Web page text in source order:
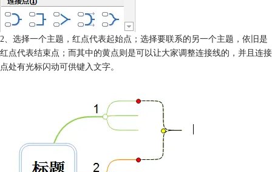
2、选择一个主题，红点代表起始点；选择要联系的另一个主题，依旧是
红点代表结束点；而其中的黄点则是可以让大家调整连接线的，并且连接
点处有光标闪动可供键入文字。